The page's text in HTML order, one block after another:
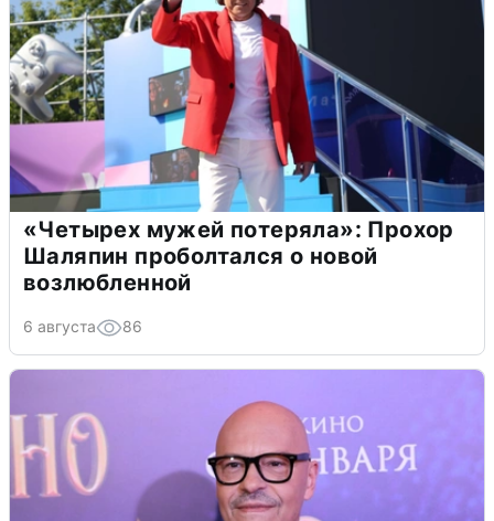
«Четырех мужей потеряла»: Прохор
Шаляпин проболтался о новой
возлюбленной
6 августа 86